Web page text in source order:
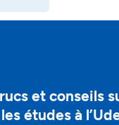
et conseils
études à